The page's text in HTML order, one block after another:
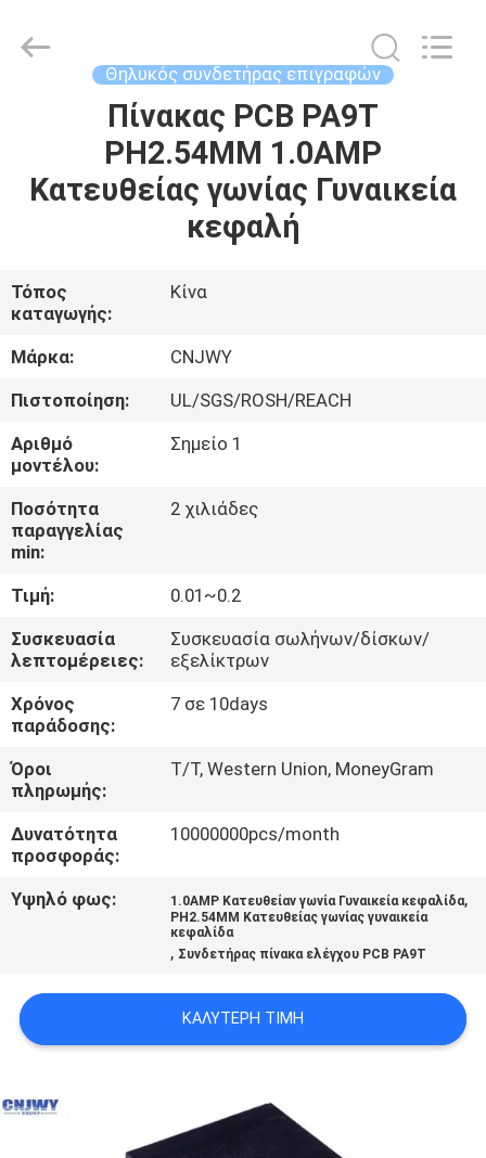
ΠΡΟΪΌΝΤΑ
ΕΜΕΊΣ
ΓΎΡΟΣ
ΕΡΓΟΣΤΑΣΊΩΝ
ΠΟΙΟΤΙΚΌΣ
ΈΛΕΓΧΟΣ
ΕΛΆΤΕ
ΣΕ
ΕΠΑΦΉ
ΜΕ
ΖΗΤΉΣΤΕ
ΈΝΑ
ΑΠΌΣΠΑΣΜΑ
SITEMAP
PRIVACY
Electronic
Co.,Ltd.
Θηλυκός συνδετήρας επιγραφών
Πίνακας PCB PA9T
PH2.54MM 1.0AMP
Κατευθείας γωνίας Γυναικεία
κεφαλή
Τόπος
καταγωγής:
Κίνα
Μάρκα:
CNJWY
Πιστοποίηση:
UL/SGS/ROSH/REACH
Αριθμό
μοντέλου:
Σημείο 1
Ποσότητα
παραγγελίας
min:
2 χιλιάδες
Τιμή:
0.01~0.2
Συσκευασία
λεπτομέρειες:
Συσκευασία σωλήνων/δίσκων/
εξελίκτρων
Χρόνος
παράδοσης:
7 σε 10days
Όροι
πληρωμής:
T/T, Western Union, MoneyGram
Δυνατότητα
προσφοράς:
10000000pcs/month
Υψηλό φως: 1.0AMP Κατευθείαν γωνία Γυναικεία κεφαλίδα,
PH2.54MM Κατευθείας γωνίας γυναικεία
κεφαλίδα
, Συνδετήρας πίνακα ελέγχου PCB PA9T
ΚΑΛΎΤΕΡΗ ΤΙΜΉ